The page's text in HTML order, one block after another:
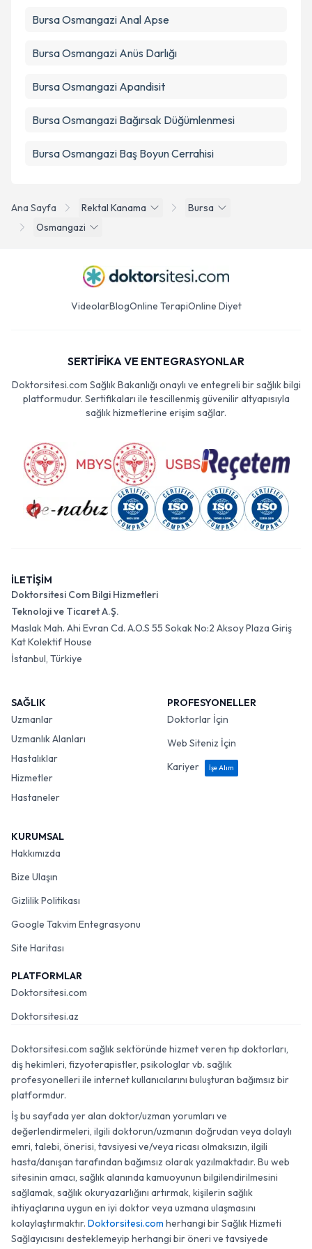
Ana Sayfa Rektal Kanama
Bursa
Osmangazi
Bursa Osmangazi Anal Apse
Bursa Osmangazi Anüs Darlığı
Bursa Osmangazi Apandisit
Bursa Osmangazi Bağırsak Düğümlenmesi
Bursa Osmangazi Baş Boyun Cerrahisi
VideolarBlogOnline TerapiOnline Diyet
SERTİFİKA VE ENTEGRASYONLAR
Doktorsitesi.com Sağlık Bakanlığı onaylı ve entegreli bir sağlık bilgi
platformudur. Sertifikaları ile tescillenmiş güvenilir altyapısıyla
sağlık hizmetlerine erişim sağlar.
İLETİŞİM
Doktorsitesi Com Bilgi Hizmetleri
Teknoloji ve Ticaret A.Ş.
Maslak Mah. Ahi Evran Cd. A.O.S 55 Sokak No:2 Aksoy Plaza Giriş
Kat Kolektif House
İstanbul, Türkiye
SAĞLIK
Uzmanlar
Uzmanlık Alanları
Hastalıklar
Hizmetler
Hastaneler
PROFESYONELLER
Doktorlar İçin
Web Siteniz İçin
Kariyer
İşe Alım
KURUMSAL
Hakkımızda
Bize Ulaşın
Gizlilik Politikası
Google Takvim Entegrasyonu
Site Haritası
PLATFORMLAR
Doktorsitesi.com
Doktorsitesi.az
Doktorsitesi.com sağlık sektöründe hizmet veren tıp doktorları,
diş hekimleri, fizyoterapistler, psikologlar vb. sağlık
profesyonelleri ile internet kullanıcılarını buluşturan bağımsız bir
platformdur.
İş bu sayfada yer alan doktor/uzman yorumları ve
değerlendirmeleri, ilgili doktorun/uzmanın doğrudan veya dolaylı
emri, talebi, önerisi, tavsiyesi ve/veya ricası olmaksızın, ilgili
hasta/danışan tarafından bağımsız olarak yazılmaktadır. Bu web
sitesinin amacı, sağlık alanında kamuoyunun bilgilendirilmesini
sağlamak, sağlık okuryazarlığını artırmak, kişilerin sağlık
ihtiyaçlarına uygun en iyi doktor veya uzmana ulaşmasını
kolaylaştırmaktır. Doktorsitesi.com herhangi bir Sağlık Hizmeti
Sağlayıcısını desteklemeyip herhangi bir öneri ve tavsiyede